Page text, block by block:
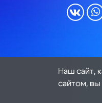
Наш сайт,
сайтом,